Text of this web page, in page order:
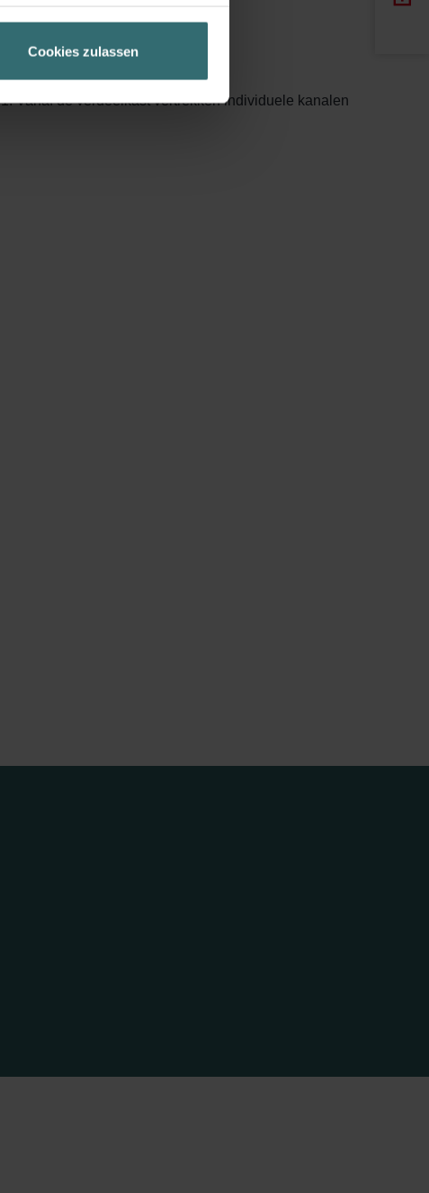
Informationen
über einen Link in der
Cookies zulassen
Vanaf de verdeelkast vertrekken individuele kanalen